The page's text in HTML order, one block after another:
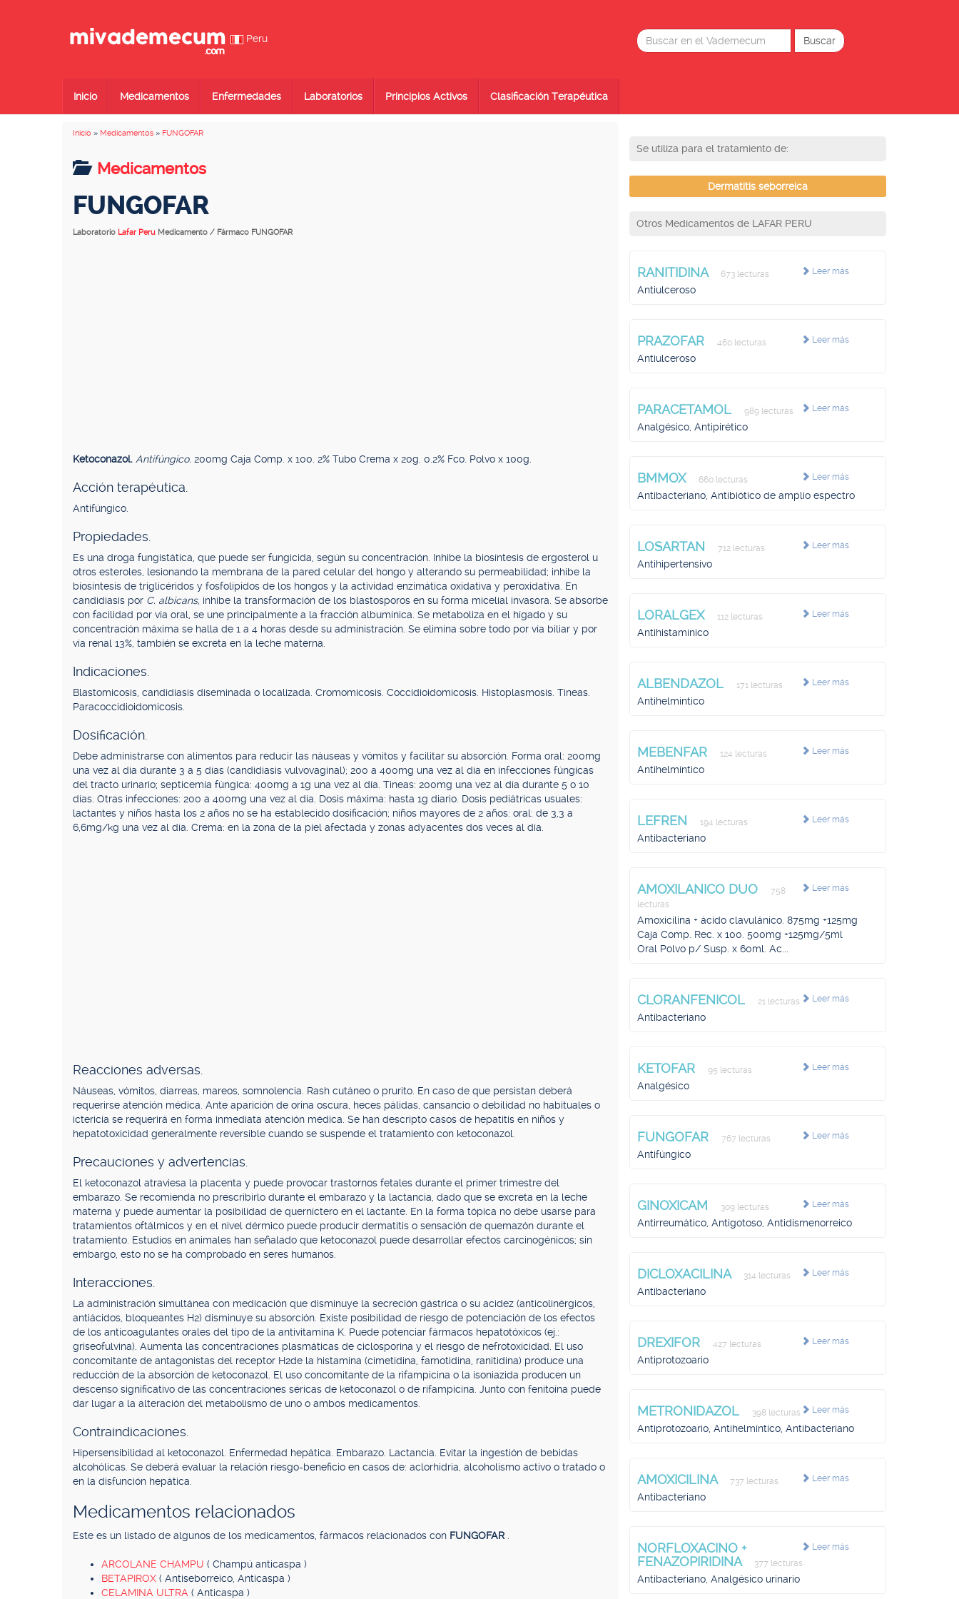
Peru
Inicio Medicamentos Enfermedades Laboratorios Principios Activos Clasificación Terapéutica
Inicio » Medicamentos » FUNGOFAR
Medicamentos
FUNGOFAR
Laboratorio Lafar Peru Medicamento / Fármaco FUNGOFAR
Ketoconazol. Antifúngico. 200mg Caja Comp. x 100. 2% Tubo Crema x 20g. 0.2% Fco. Polvo x 100g.
Acción terapéutica.
Antifúngico.
Propiedades.
Es una droga fungistática, que puede ser fungicida, según su concentración. Inhibe la biosíntesis de ergosterol u
otros esteroles, lesionando la membrana de la pared celular del hongo y alterando su permeabilidad; inhibe la
biosíntesis de triglicéridos y fosfolípidos de los hongos y la actividad enzimática oxidativa y peroxidativa. En
candidiasis por C. albicans, inhibe la transformación de los blastosporos en su forma micelial invasora. Se absorbe
con facilidad por vía oral, se une principalmente a la fracción albumínica. Se metaboliza en el hígado y su
concentración máxima se halla de 1 a 4 horas desde su administración. Se elimina sobre todo por vía biliar y por
vía renal 13%, también se excreta en la leche materna.
Indicaciones.
Blastomicosis, candidiasis diseminada o localizada. Cromomicosis. Coccidioidomicosis. Histoplasmosis. Tineas.
Paracoccidioidomicosis.
Dosificación.
Debe administrarse con alimentos para reducir las náuseas y vómitos y facilitar su absorción. Forma oral: 200mg
una vez al día durante 3 a 5 días (candidiasis vulvovaginal); 200 a 400mg una vez al día en infecciones fúngicas
del tracto urinario; septicemia fúngica: 400mg a 1g una vez al día. Tineas: 200mg una vez al día durante 5 o 10
días. Otras infecciones: 200 a 400mg una vez al día. Dosis máxima: hasta 1g diario. Dosis pediátricas usuales:
lactantes y niños hasta los 2 años no se ha establecido dosificación; niños mayores de 2 años: oral: de 3,3 a
6,6mg/kg una vez al día. Crema: en la zona de la piel afectada y zonas adyacentes dos veces al día.
Reacciones adversas.
Náuseas, vómitos, diarreas, mareos, somnolencia. Rash cutáneo o prurito. En caso de que persistan deberá
requerirse atención médica. Ante aparición de orina oscura, heces pálidas, cansancio o debilidad no habituales o
ictericia se requerirá en forma inmediata atención médica. Se han descripto casos de hepatitis en niños y
hepatotoxicidad generalmente reversible cuando se suspende el tratamiento con ketoconazol.
Precauciones y advertencias.
El ketoconazol atraviesa la placenta y puede provocar trastornos fetales durante el primer trimestre del
embarazo. Se recomienda no prescribirlo durante el embarazo y la lactancia, dado que se excreta en la leche
materna y puede aumentar la posibilidad de querníctero en el lactante. En la forma tópica no debe usarse para
tratamientos oftálmicos y en el nivel dérmico puede producir dermatitis o sensación de quemazón durante el
tratamiento. Estudios en animales han señalado que ketoconazol puede desarrollar efectos carcinogénicos; sin
embargo, esto no se ha comprobado en seres humanos.
Interacciones.
La administración simultánea con medicación que disminuye la secreción gástrica o su acidez (anticolinérgicos,
antiácidos, bloqueantes H2) disminuye su absorción. Existe posibilidad de riesgo de potenciación de los efectos
de los anticoagulantes orales del tipo de la antivitamina K. Puede potenciar fármacos hepatotóxicos (ej.:
griseofulvina). Aumenta las concentraciones plasmáticas de ciclosporina y el riesgo de nefrotoxicidad. El uso
concomitante de antagonistas del receptor H2de la histamina (cimetidina, famotidina, ranitidina) produce una
reducción de la absorción de ketoconazol. El uso concomitante de la rifampicina o la isoniazida producen un
descenso significativo de las concentraciones séricas de ketoconazol o de rifampicina. Junto con fenitoína puede
dar lugar a la alteración del metabolismo de uno o ambos medicamentos.
Contraindicaciones.
Hipersensibilidad al ketoconazol. Enfermedad hepática. Embarazo. Lactancia. Evitar la ingestión de bebidas
alcohólicas. Se deberá evaluar la relación riesgo-beneficio en casos de: aclorhidria, alcoholismo activo o tratado o
en la disfunción hepática.
Medicamentos relacionados
Este es un listado de algunos de los medicamentos, fármacos relacionados con FUNGOFAR
ARCOLANE CHAMPU ( Champú anticaspa )
BETAPIROX ( Antiseborreico, Anticaspa )
CELAMINA ULTRA ( Anticaspa )
Se utiliza para el tratamiento de:
Dermatitis seborreica
Otros Medicamentos de LAFAR PERU
Leer más
RANITIDINA 673 lecturas
Antiulceroso
Leer más
PRAZOFAR 460 lecturas
Antiulceroso
Leer más
PARACETAMOL 989 lecturas
Analgésico, Antipirético
Leer más
BMMOX 660 lecturas
Antibacteriano, Antibiótico de amplio espectro
Leer más
LOSARTAN 712 lecturas
Antihipertensivo
Leer más
LORALGEX 112 lecturas
Antihistamínico
Leer más
ALBENDAZOL 171 lecturas
Antihelmíntico
Leer más
MEBENFAR 124 lecturas
Antihelmíntico
Leer más
LEFREN 194 lecturas
Antibacteriano
Leer más
AMOXILANICO DUO
758
lecturas
Amoxicilina + ácido clavulánico. 875mg +125mg
Caja Comp. Rec. x 100. 500mg +125mg/5ml
Oral Polvo p/ Susp. x 60ml. Ac...
Leer más
CLORANFENICOL 21 lecturas
Antibacteriano
Leer más
KETOFAR 95 lecturas
Analgésico
Leer más
FUNGOFAR 767 lecturas
Antifúngico
Leer más
GINOXICAM 309 lecturas
Antirreumático, Antigotoso, Antidismenorreico
Leer más
DICLOXACILINA 314 lecturas
Antibacteriano
Leer más
DREXIFOR 427 lecturas
Antiprotozoario
Leer más
METRONIDAZOL 398 lecturas
Antiprotozoario, Antihelmíntico, Antibacteriano
Leer más
AMOXICILINA 737 lecturas
Antibacteriano
Leer más
NORFLOXACINO +
FENAZOPIRIDINA
377 lecturas
Antibacteriano, Analgésico urinario